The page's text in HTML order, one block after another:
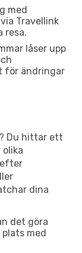
med
Travellink
resa.
låser upp
för ändringar
Du hittar ett
dina
det göra
med